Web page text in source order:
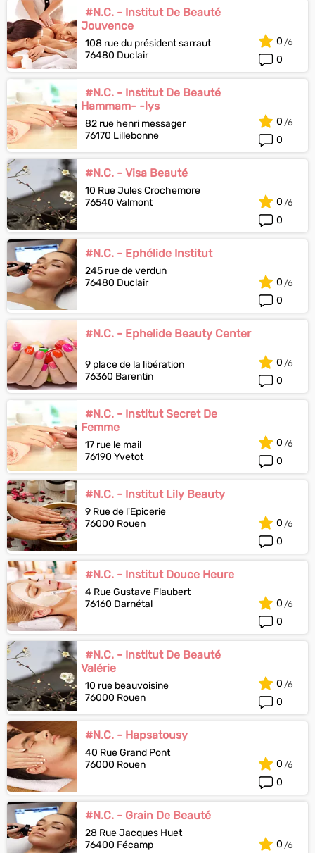
#N.C. - Institut De Beauté
Jouvence
108 rue du président sarraut
76480 Duclair
0
0
#N.C. - Institut De Beauté
Hammam- -lys
82 rue henri messager
76170 Lillebonne
0
0
#N.C. - Visa Beauté
10 Rue Jules Crochemore
76540 Valmont
0
0
#N.C. - Ephélide Institut
245 rue de verdun
76480 Duclair
0
0
#N.C. - Ephelide Beauty Center
9 place de la libération
76360 Barentin
0
0
#N.C. - Institut Secret De
Femme
17 rue le mail
76190 Yvetot
0
0
#N.C. - Institut Lily Beauty
9 Rue de l'Epicerie
76000 Rouen
0
0
#N.C. - Institut Douce Heure
4 Rue Gustave Flaubert
76160 Darnétal
0
0
#N.C. - Institut De Beauté
Valérie
10 rue beauvoisine
76000 Rouen
0
0
#N.C. - Hapsatousy
40 Rue Grand Pont
76000 Rouen
0
0
#N.C. - Grain De Beauté
28 Rue Jacques Huet
76400 Fécamp
0